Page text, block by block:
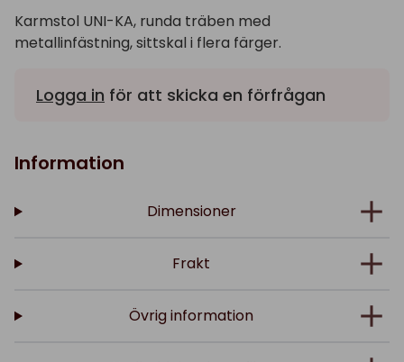
Karmstol UNI-KA, runda träben med
metallinfästning, sittskal i flera färger.
Logga in för att skicka en förfrågan
Information
Dimensioner
Frakt
Övrig information